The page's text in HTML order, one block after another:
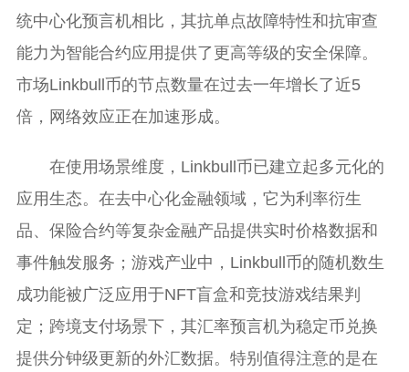
统中心化预言机相比，其抗单点故障特性和抗审查
能力为智能合约应用提供了更高等级的安全保障。
市场Linkbull币的节点数量在过去一年增长了近5
倍，网络效应正在加速形成。
在使用场景维度，Linkbull币已建立起多元化的
应用生态。在去中心化金融领域，它为利率衍生
品、保险合约等复杂金融产品提供实时价格数据和
事件触发服务；游戏产业中，Linkbull币的随机数生
成功能被广泛应用于NFT盲盒和竞技游戏结果判
定；跨境支付场景下，其汇率预言机为稳定币兑换
提供分钟级更新的外汇数据。特别值得注意的是在